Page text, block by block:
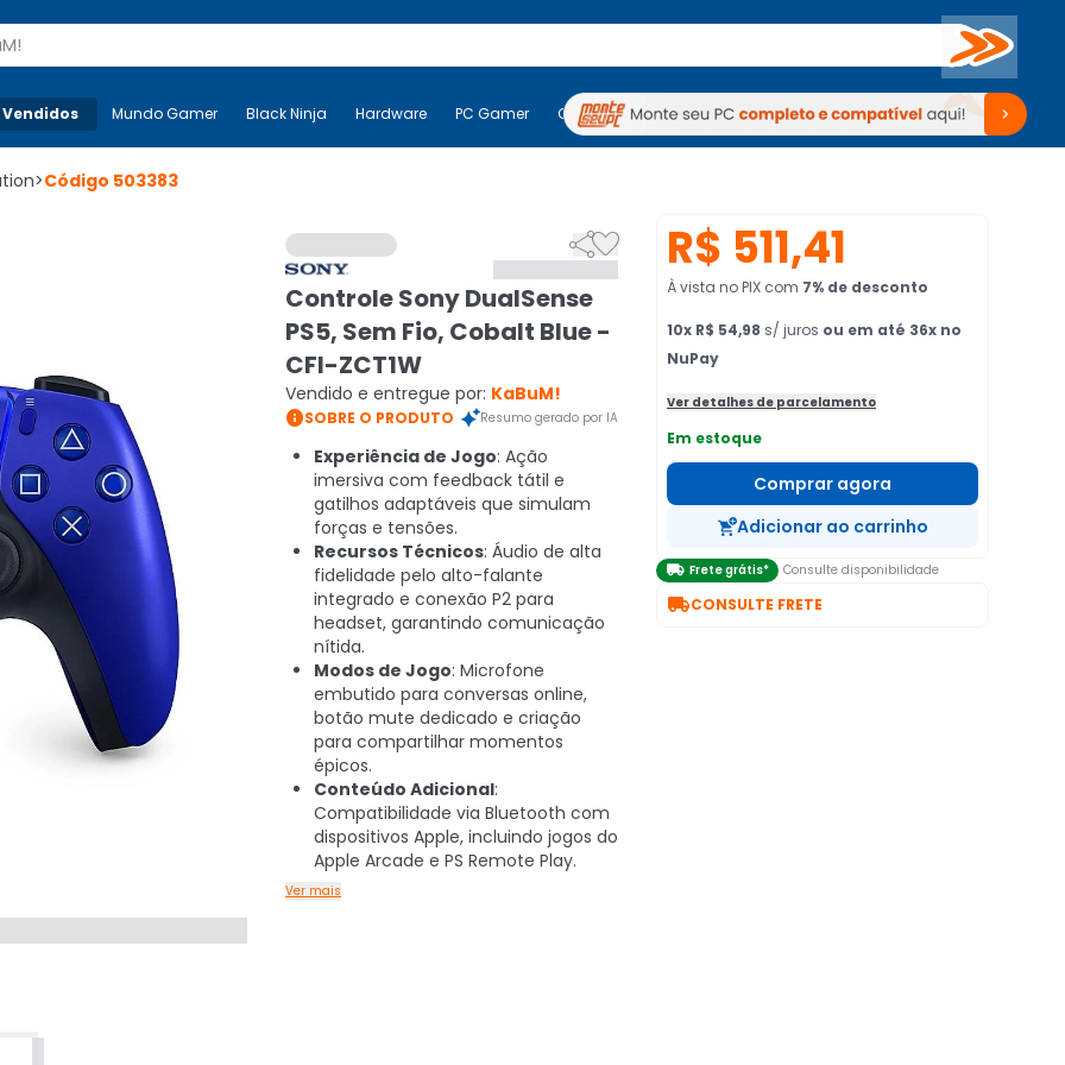
Buscar
Mais-v- Mundo Gamer Black Ninja Hardware PC Gamer Computadores Periféricos TV Venda no KaBuM!
Mundo Gamer Black Ninja Hardware PC Gamer Computadores Periféricos TV Venda no KaBuM!
>Código 503383

Controle Sony DualSense
PS5, Sem Fio, Cobalt Blue -
CFI-ZCT1W
Vendido e entregue por: KaBuM!
SOBRE O PRODUTO Resumo gerado por IA
Experiência de Jogo: Ação
imersiva com feedback tátil e
gatilhos adaptáveis que simulam
forças e tensões.
Recursos Técnicos: Áudio de alta
fidelidade pelo alto-falante
integrado e conexão P2 para
headset, garantindo comunicação
nítida.
Modos de Jogo: Microfone
embutido para conversas online,
botão mute dedicado e criação
para compartilhar momentos
épicos.
Conteúdo Adicional:
Compatibilidade via Bluetooth com
dispositivos Apple, incluindo jogos do
Apple Arcade e PS Remote Play.
Ver mais
R$ 511,41
À vista no PIX com 7% de desconto
10x R$ 54,98 s/ juros ou em até 36x no
NuPay
Ver detalhes de parcelamento
Em estoque
Comprar agora
Adicionar ao carrinho
 Frete grátis* Consulte disponibilidade
CONSULTE FRETE